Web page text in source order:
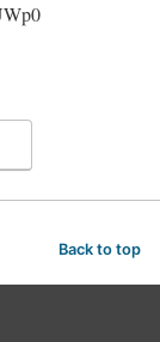
Back to top